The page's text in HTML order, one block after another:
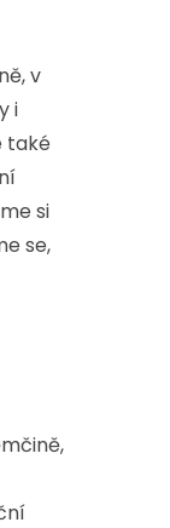
v
i
také
si
se,